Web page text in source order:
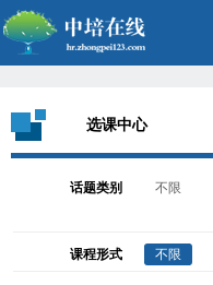
选课中心
话题类别 不限
课程形式 不限